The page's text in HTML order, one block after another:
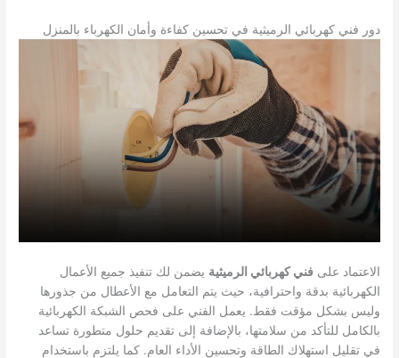
دور فني كهربائي الرميثية في تحسين كفاءة وأمان الكهرباء بالمنزل
الاعتماد علىفني كهربائي الرميثية يضمن لك تنفيذ جميع الأعمال
الكهربائية بدقة واحترافية، حيث يتم التعامل مع الأعطال من جذورها
وليس بشكل مؤقت فقط. يعمل الفني على فحص الشبكة الكهربائية
بالكامل للتأكد من سلامتها، بالإضافة إلى تقديم حلول متطورة تساعد
في تقليل استهلاك الطاقة وتحسين الأداء العام. كما يلتزم باستخدام